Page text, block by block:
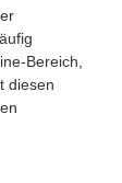
Bereich,
diesen